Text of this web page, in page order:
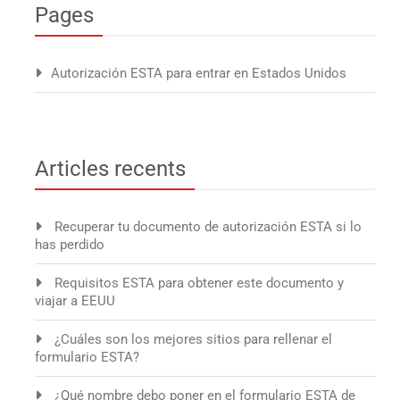
Pages
Autorización ESTA para entrar en Estados Unidos
Articles recents
Recuperar tu documento de autorización ESTA si lo
has perdido
Requisitos ESTA para obtener este documento y
viajar a EEUU
¿Cuáles son los mejores sitios para rellenar el
formulario ESTA?
¿Qué nombre debo poner en el formulario ESTA de